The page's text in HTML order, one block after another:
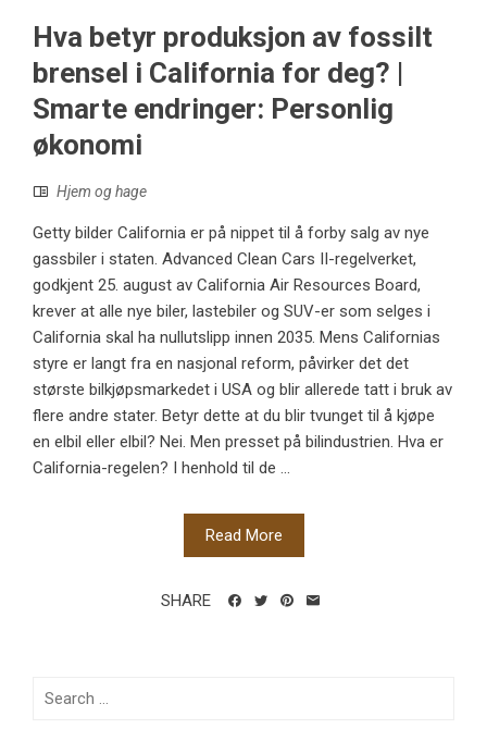
Hva betyr produksjon av fossilt
brensel i California for deg? |
Smarte endringer: Personlig
økonomi
Hjem og hage
Getty bilder California er på nippet til å forby salg av nye
gassbiler i staten. Advanced Clean Cars II-regelverket,
godkjent 25. august av California Air Resources Board,
krever at alle nye biler, lastebiler og SUV-er som selges i
California skal ha nullutslipp innen 2035. Mens Californias
styre er langt fra en nasjonal reform, påvirker det det
største bilkjøpsmarkedet i USA og blir allerede tatt i bruk av
flere andre stater. Betyr dette at du blir tvunget til å kjøpe
en elbil eller elbil? Nei. Men presset på bilindustrien. Hva er
California-regelen? I henhold til de ...
Read More
SHARE
Search